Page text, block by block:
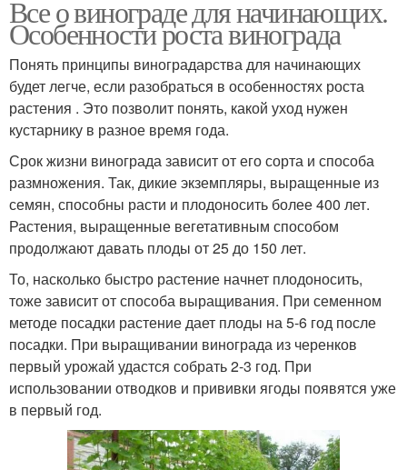
Все о винограде для начинающих.
Особенности роста винограда
Понять принципы виноградарства для начинающих
будет легче, если разобраться в особенностях роста
растения . Это позволит понять, какой уход нужен
кустарнику в разное время года.
Срок жизни винограда зависит от его сорта и способа
размножения. Так, дикие экземпляры, выращенные из
семян, способны расти и плодоносить более 400 лет.
Растения, выращенные вегетативным способом
продолжают давать плоды от 25 до 150 лет.
То, насколько быстро растение начнет плодоносить,
тоже зависит от способа выращивания. При семенном
методе посадки растение дает плоды на 5-6 год после
посадки. При выращивании винограда из черенков
первый урожай удастся собрать 2-3 год. При
использовании отводков и прививки ягоды появятся уже
в первый год.